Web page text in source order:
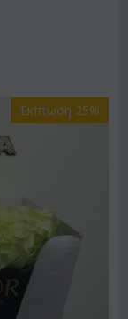
Έκπτωση 25%